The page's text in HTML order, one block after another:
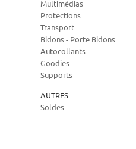
Multimédias
Protections
Transport
Bidons - Porte Bidons
Autocollants
Goodies
Supports
AUTRES
Soldes